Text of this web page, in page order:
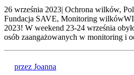
26 września 2023| Ochrona wilków,
Fundacja SAVE, Monitoring
2023! W weekend 23-24 września
osób zaangażowanych w monitoring i
przez Joanna